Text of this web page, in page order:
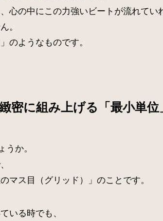
心の中にこの力強いビートが流れてい
。
のようなものです。
密に組み上げる「最小単位
うか。
マス目（グリッド）」のことです。
いる時でも、